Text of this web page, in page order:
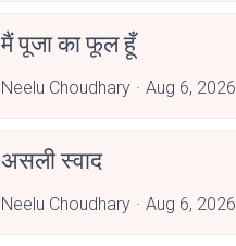
मैं पूजा का फूल हूँ
Neelu Choudhary Aug 6, 2026
असली स्वाद
Neelu Choudhary Aug 6, 2026